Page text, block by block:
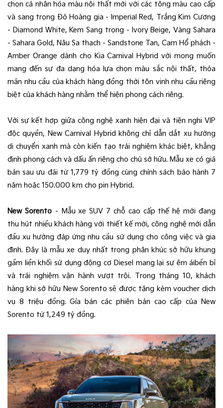
chọn cá nhân hóa màu nội thất mới với các tông màu cao cấp
và sang trọng Đỏ Hoàng gia - Imperial Red, Trắng Kim Cương
- Diamond White, Kem Sang trọng - Ivory Beige, Vàng Sahara
- Sahara Gold, Nâu Sa thạch - Sandstone Tan, Cam Hổ phách -
Amber Orange dành cho Kia Carnival Hybrid với mong muốn
mang đến sự đa dạng hóa lựa chọn màu sắc nội thất, thỏa
mãn nhu cầu của khách hàng đồng thời tôn vinh nhu cầu riêng
biệt của khách hàng nhằm thể hiện phong cách riêng.
Với sự kết hợp giữa công nghệ xanh hiện đại và tiện nghi VIP
độc quyền, New Carnival Hybrid không chỉ dẫn dắt xu hướng
di chuyển xanh mà còn kiến tạo trải nghiệm khác biệt, khẳng
định phong cách và dấu ấn riêng cho chủ sở hữu. Mẫu xe có giá
bán sau ưu đãi từ 1,779 tỷ đồng cùng chính sách bảo hành 7
năm hoặc 150.000 km cho pin Hybrid.
New Sorento– Mẫu xe SUV 7 chỗ cao cấp thế hệ mới đang
thu hút nhiều khách hàng với thiết kế mới, công nghệ mới dẫn
đầu xu hướng đáp ứng nhu cầu sử dụng cho công việc và gia
đình. Đây là mẫu xe duy nhất trong phân khúc sở hữu khung
gầm liền khối sử dụng động cơ Diesel mang lại sự êm áibền bỉ
và trải nghiệm vận hành vượt trội. Trong tháng 10, khách
hàng khi sở hữu New Sorento sẽ được tặng kèm voucher dịch
vụ 8 triệu đồng. Gía bán các phiên bản cao cấp của New
Sorento từ 1,249 tỷ đồng.